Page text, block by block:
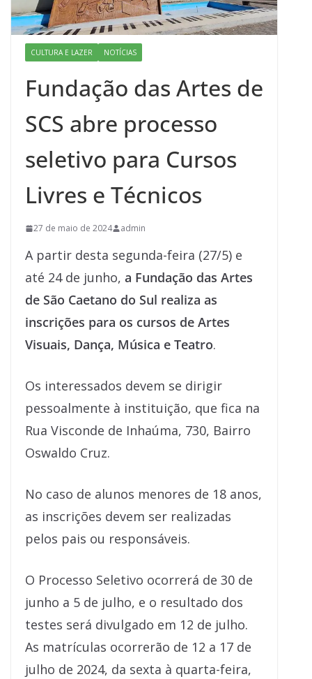
CULTURA E LAZER NOTÍCIAS
Fundação das Artes de
SCS abre processo
seletivo para Cursos
Livres e Técnicos
27 de maio de 2024 admin
A partir desta segunda-feira (27/5) e
até 24 de junho, a Fundação das Artes
de São Caetano do Sul realiza as
inscrições para os cursos de Artes
Visuais, Dança, Música e Teatro.
Os interessados devem se dirigir
pessoalmente à instituição, que fica na
Rua Visconde de Inhaúma, 730, Bairro
Oswaldo Cruz.
No caso de alunos menores de 18 anos,
as inscrições devem ser realizadas
pelos pais ou responsáveis.
O Processo Seletivo ocorrerá de 30 de
junho a 5 de julho, e o resultado dos
testes será divulgado em 12 de julho.
As matrículas ocorrerão de 12 a 17 de
julho de 2024, da sexta à quarta-feira,